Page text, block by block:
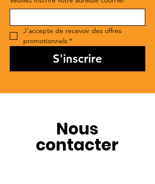
J'accepte de recevoir des offres
promotionnels *
S'inscrire
Nous
contacter